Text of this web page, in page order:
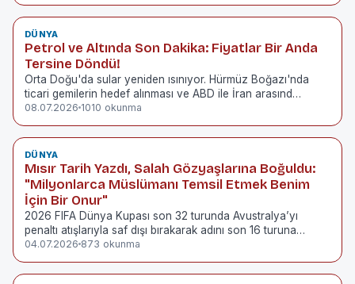
DÜNYA
Petrol ve Altında Son Dakika: Fiyatlar Bir Anda
Tersine Döndü!
Orta Doğu'da sular yeniden ısınıyor. Hürmüz Boğazı'nda
ticari gemilerin hedef alınması ve ABD ile İran arasınd…
08.07.2026 1010 okunma
DÜNYA
Mısır Tarih Yazdı, Salah Gözyaşlarına Boğuldu:
"Milyonlarca Müslümanı Temsil Etmek Benim
İçin Bir Onur"
2026 FIFA Dünya Kupası son 32 turunda Avustralya’yı
penaltı atışlarıyla saf dışı bırakarak adını son 16 turuna…
04.07.2026 873 okunma